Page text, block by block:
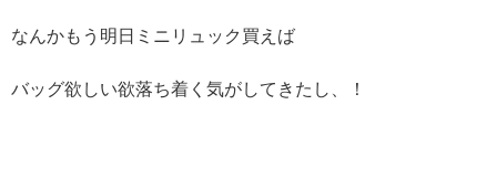
なんかもう明日ミニリュック買えば
バッグ欲しい欲落ち着く気がしてきたし、！